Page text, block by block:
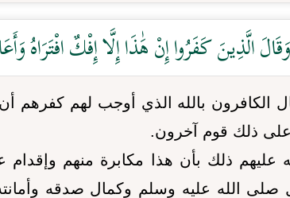
وَقَالَ الَّذِينَ كَفَرُوا إِنْ هَٰذَا إِلَّا إِفْكٌ افْتَرَاهُ
الكافرون بالله الذي أوجب لهم كفرهم
على ذلك قوم آخرون.
عليهم ذلك بأن هذا مكابرة منهم
صلى الله عليه وسلم وكمال صدقه وأمانته